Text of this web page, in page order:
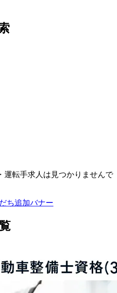
運転手求人は見つかりませんで